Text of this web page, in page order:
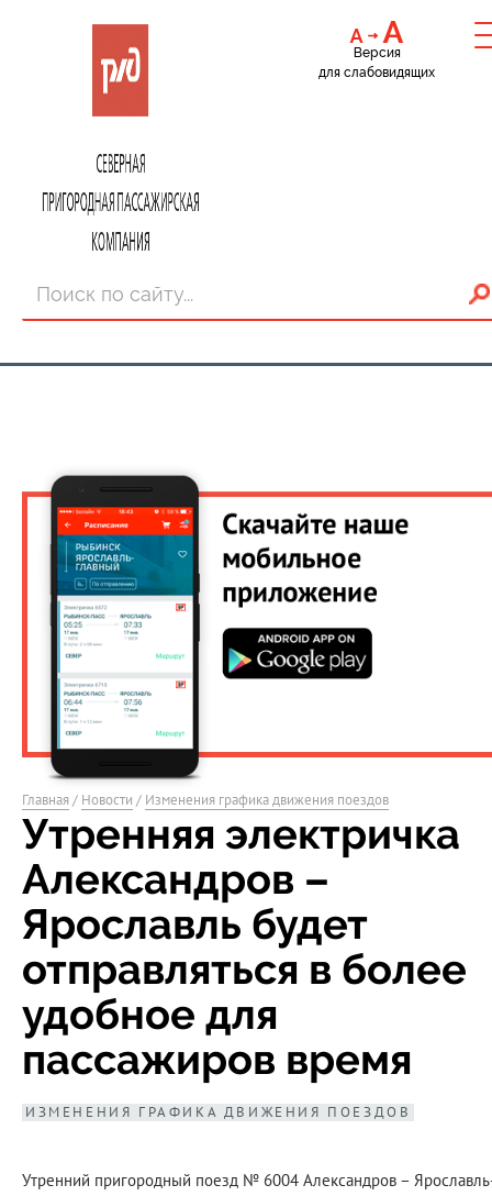
Версия
для слабовидящих
Главная/ Новости / Изменения графика движения поездов
Утренняя электричка
Александров –
Ярославль будет
отправляться в более
удобное для
пассажиров время
ИЗМЕНЕНИЯ ГРАФИКА ДВИЖЕНИЯ ПОЕЗДОВ
Утренний пригородный поезд № 6004 Александров –